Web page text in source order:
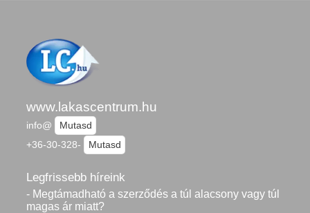
www.lakascentrum.hu
info@
Mutasd
+36-30-328-
Mutasd
Legfrissebb híreink
- Megtámadható a szerződés a túl alacsony vagy túl
magas ár miatt?